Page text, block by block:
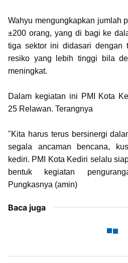
Wahyu mengungkapkan jumlah
±200 orang, yang di bagi ke
tiga sektor ini didasari dengan
resiko yang lebih tinggi bila
meningkat.
Dalam kegiatan ini PMI Kota
25 Relawan. Terangnya
"Kita harus terus bersinergi
segala ancaman bencana,
kediri. PMI Kota Kediri selalu
bentuk kegiatan
Pungkasnya (amin)
Baca juga